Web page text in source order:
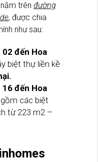
trên đường
, được chia
như sau:
đến Hoa
biệt thự liền kề
đến Hoa
các biệt
từ 223 m2 –